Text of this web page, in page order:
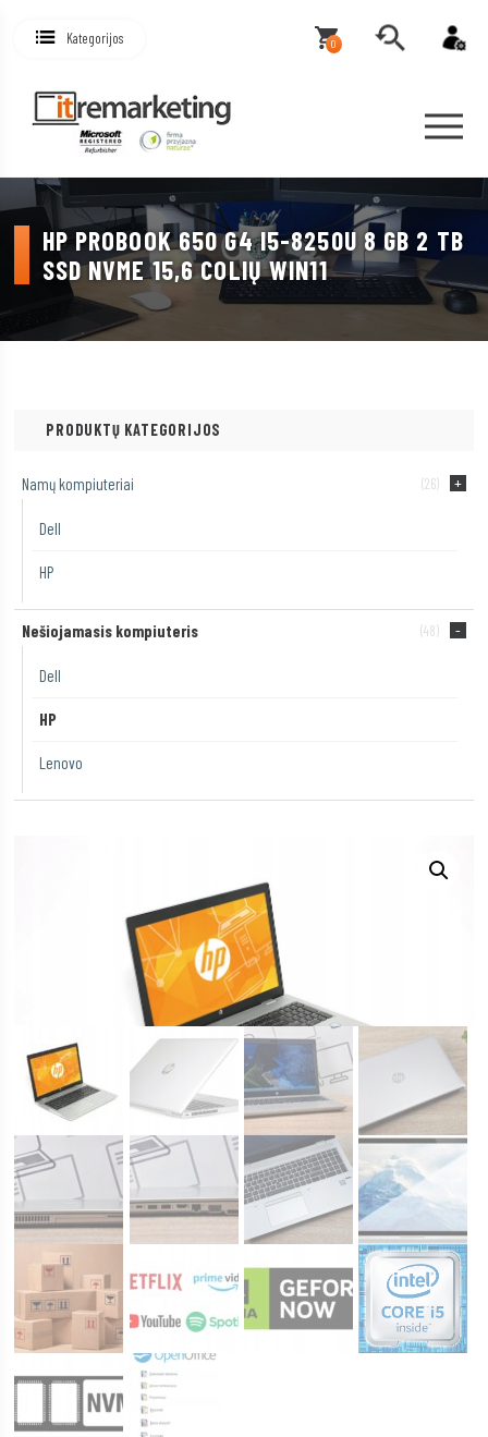
Kategorijos 0
HP PROBOOK 650 G4 I5-8250U 8 GB 2 TB
SSD NVME 15,6 COLIŲ WIN11
PRODUKTŲ KATEGORIJOS
Namų kompiuteriai (26)
Dell
HP
Nešiojamasis kompiuteris (48)
Dell
HP
Lenovo